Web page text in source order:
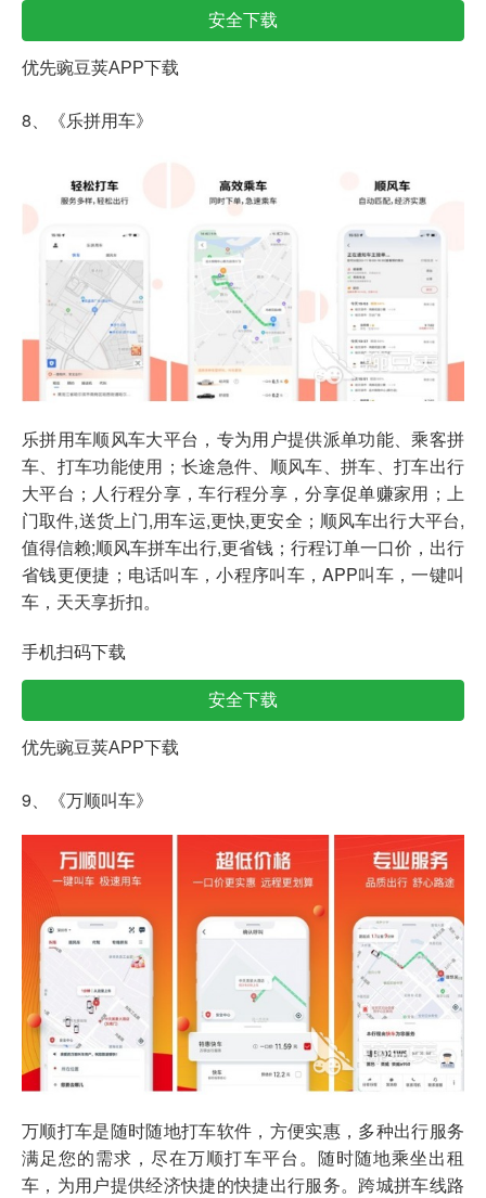
安全下载
优先豌豆荚APP下载
8、《乐拼用车》
乐拼用车顺风车大平台，专为用户提供派单功能、乘客拼
车、打车功能使用；长途急件、顺风车、拼车、打车出行
大平台；人行程分享，车行程分享，分享促单赚家用；上
门取件,送货上门,用车运,更快,更安全；顺风车出行大平台,
值得信赖;顺风车拼车出行,更省钱；行程订单一口价，出行
省钱更便捷；电话叫车，小程序叫车，APP叫车，一键叫
车，天天享折扣。
手机扫码下载
安全下载
优先豌豆荚APP下载
9、《万顺叫车》
万顺打车是随时随地打车软件，方便实惠，多种出行服务
满足您的需求，尽在万顺打车平台。随时随地乘坐出租
车，为用户提供经济快捷的快捷出行服务。跨城拼车线路